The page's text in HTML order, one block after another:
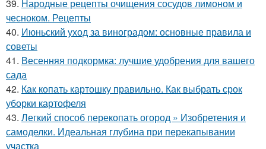
39. Народные рецепты очищения сосудов лимоном и
чесноком. Рецепты
40. Июньский уход за виноградом: основные правила и
советы
41. Весенняя подкормка: лучшие удобрения для вашего
сада
42. Как копать картошку правильно. Как выбрать срок
уборки картофеля
43. Легкий способ перекопать огород » Изобретения и
самоделки. Идеальная глубина при перекапывании
участка